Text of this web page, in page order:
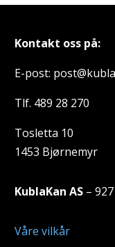
Kontakt oss på:
E-post:
Tlf. 489 28 270
Tosletta 10
1453 Bjørnemyr
KublaKan AS –
Våre vilkår